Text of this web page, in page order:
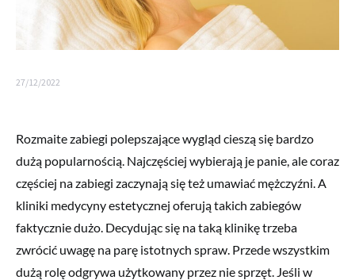
27/12/2022
Rozmaite zabiegi polepszające wygląd cieszą się bardzo
dużą popularnością. Najczęściej wybierają je panie, ale coraz
częściej na zabiegi zaczynają się też umawiać mężczyźni. A
kliniki medycyny estetycznej oferują takich zabiegów
faktycznie dużo. Decydując się na taką klinikę trzeba
zwrócić uwagę na parę istotnych spraw. Przede wszystkim
dużą rolę odgrywa użytkowany przez nie sprzęt. Jeśli w